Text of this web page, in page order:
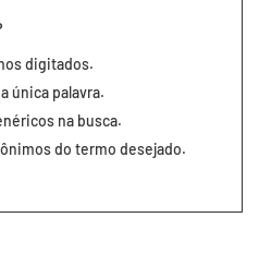
digitados.
única palavra.
na busca.
do termo desejado.
9º
sutiã
10º meia masculina